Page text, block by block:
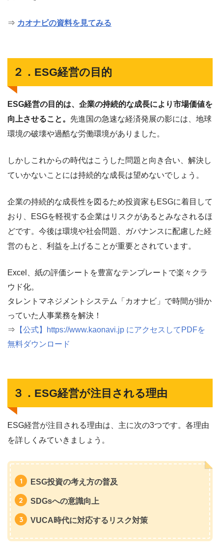
⇒ カオナビの資料を見てみる
２．ESG経営の目的
ESG経営の目的は、企業の持続的な成長により市場価値を
向上させること。 先進国の急速な経済発展の影には、地球
環境の破壊や過酷な労働環境がありました。
しかしこれからの時代はこうした問題と向き合い、解決し
ていかないことには持続的な成長は望めないでしょう。
企業の持続的な成長性を図るため投資家もESGに着目して
おり、ESGを軽視する企業はリスクがあるとみなされるほ
どです。今後は環境や社会問題、ガバナンスに配慮した経
営のもと、利益を上げることが重要とされています。
Excel、紙の評価シートを豊富なテンプレートで楽々クラ
ウド化。
タレントマネジメントシステム「カオナビ」で時間が掛か
っていた人事業務を解決！
⇒ 【公式】https://www.kaonavi.jp にアクセスしてPDFを
無料ダウンロード
３．ESG経営が注目される理由
ESG経営が注目される理由は、主に次の3つです。各理由
を詳しくみていきましょう。
ESG投資の考え方の普及
SDGsへの意識向上
VUCA時代に対応するリスク対策